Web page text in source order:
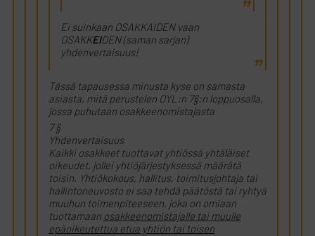
Ei suinkaan OSAKKAIDEN vaan
OSAKKEIDEN (saman sarjan)
yhdenvertaisuus!
Tässä tapausessa minusta kyse on samasta
asiasta, mitä perustelen OYL:n 7§:n loppuosalla,
jossa puhutaan osakkeenomistajasta
7 §
Yhdenvertaisuus
Kaikki osakkeet tuottavat yhtiössä yhtäläiset
oikeudet, jollei yhtiöjärjestyksessä määrätä
toisin. Yhtiökokous, hallitus, toimitusjohtaja tai
hallintoneuvosto ei saa tehdä päätöstä tai ryhtyä
muuhun toimenpiteeseen, joka on omiaan
tuottamaan osakkeenomistajalle tai muulle
epäoikeutettua etua yhtiön tai toisen